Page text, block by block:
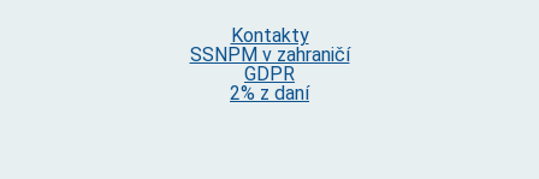
Kontakty
SSNPM v zahraničí
GDPR
2% z daní